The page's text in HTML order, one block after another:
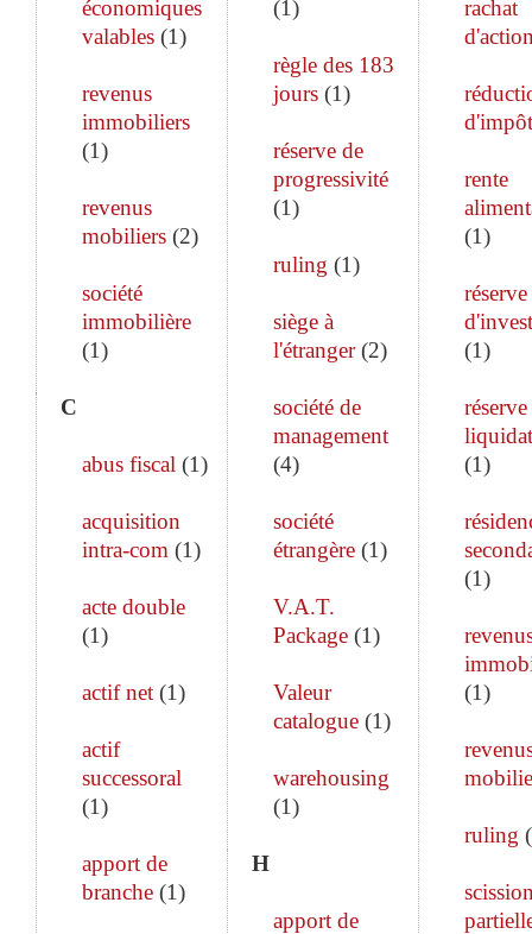
économiques
valables (1)
revenus
immobiliers
(1)
revenus
mobiliers (2)
société
immobilière
(1)
C
abus fiscal (1)
acquisition
intra-com (1)
acte double
(1)
actif net (1)
actif
successoral
(1)
apport de
branche (1)
(1 )
règle des 183
jours(1)
réserve de
progressivité
(1)
ruling (1)
siège à
l'étranger(2)
société de
management
(4)
société
étrangère(1)
V.A.T.
Package(1)
Valeur
catalogue(1)
warehousing
(1)
H
apport de
rachat
d'impôt
rente
(1)
réserve
(1)
(1)
(1)
(1)
ruling (